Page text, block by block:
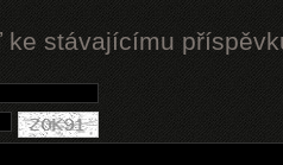
ke stávajícímu